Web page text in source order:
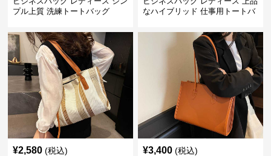
プル上質 洗練トートバッグ
なハイブリッド 仕事用トートバ
¥2,580 (税込) ¥3,400 (税込)